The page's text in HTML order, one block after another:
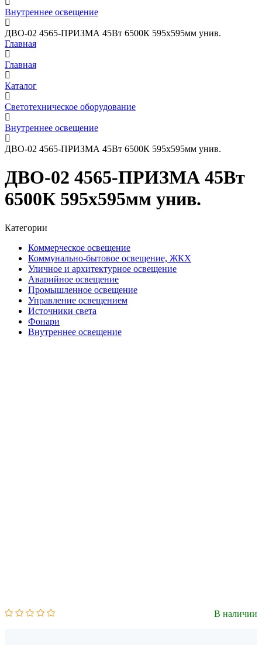
Внутреннее освещение
ДВО-02 4565-ПРИЗМА 45Вт 6500К 595х595мм унив.
Главная
Главная
Каталог
Светотехническое оборудование
Внутреннее освещение
ДВО-02 4565-ПРИЗМА 45Вт 6500К 595х595мм унив.
ДВО-02 4565-ПРИЗМА 45Вт
6500К 595х595мм унив.
Категории
Коммерческое освещение
Коммунально-бытовое освещение, ЖКХ
Уличное и архитектурное освещение
Аварийное освещение
Промышленное освещение
Управление освещением
Источники света
Фонари
Внутреннее освещение
В наличии